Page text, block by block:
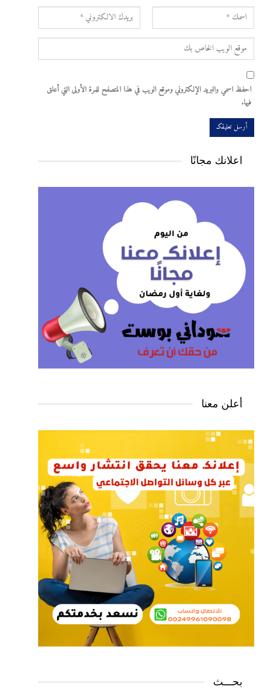
احفظ اسمي والبريد الإلكتروني وموقع الويب في هذا المتصفح للمرة الأولى التي أعلق
فيها.
اعلانك مجانًا
أعلن معنا
بحـــث